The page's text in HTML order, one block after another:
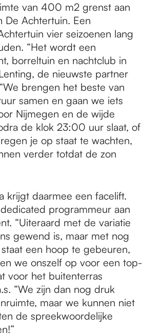
van 400 m2 grenst aan
De Achtertuin. Een
vier seizoenen lang
“Het wordt een
borreltuin en nachtclub in
de nieuwste partner
brengen het beste van
samen en gaan we iets
Nijmegen en de wijde
de klok 23:00 uur slaat, of
je op staat te wachten,
verder totdat de zon
krijgt daarmee een facelift.
programmeur aan
“Uiteraard met de variatie
gewend is, maar met nog
een hoop te gebeuren,
we onszelf op voor een top-
voor het buitenterras
“We zijn dan nog druk
maar we kunnen niet
de spreekwoordelijke